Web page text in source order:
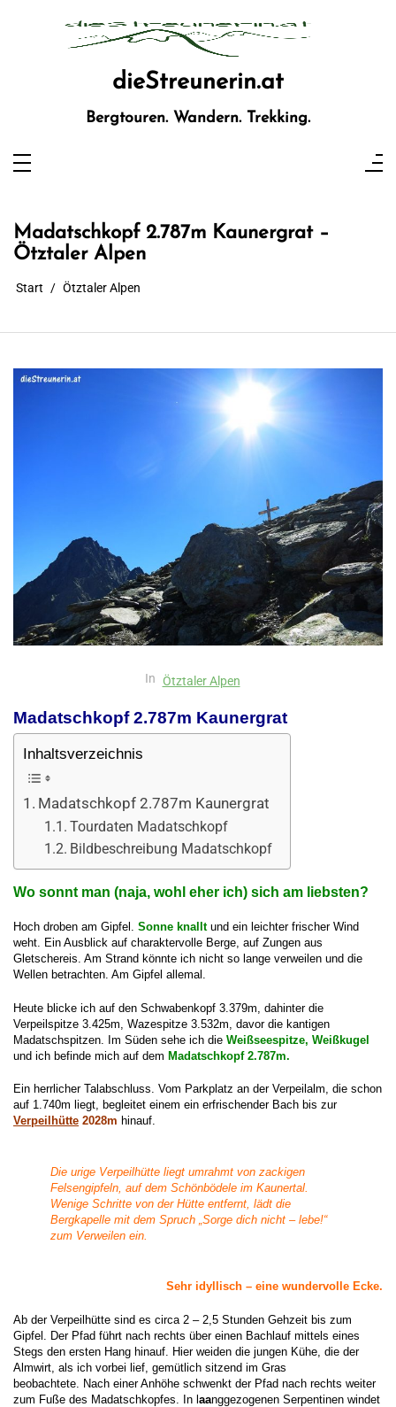
dieStreunerin.at
Bergtouren. Wandern. Trekking.
Madatschkopf 2.787m Kaunergrat –
Ötztaler Alpen
Start Ötztaler Alpen
In Ötztaler Alpen
Madatschkopf 2.787m Kaunergrat
Inhaltsverzeichnis
Madatschkopf 2.787m Kaunergrat
Tourdaten Madatschkopf
Bildbeschreibung Madatschkopf
Wo sonnt man (naja, wohl eher ich) sich am liebsten?
Hoch droben am Gipfel. Sonne knalltund ein leichter frischer Wind
weht. Ein Ausblick auf charaktervolle Berge, auf Zungen aus
Gletschereis. Am Strand könnte ich nicht so lange verweilen und die
Wellen betrachten. Am Gipfel allemal.
Heute blicke ich auf den Schwabenkopf 3.379m, dahinter die
Verpeilspitze 3.425m, Wazespitze 3.532m, davor die kantigen
Madatschspitzen. Im Süden sehe ich die Weißseespitze, Weißkugel
und ich befinde mich auf dem Madatschkopf 2.787m.
Ein herrlicher Talabschluss. Vom Parkplatz an der Verpeilalm, die schon
auf 1.740m liegt, begleitet einem ein erfrischender Bach bis zur
Verpeilhütte 2028m hinauf.
Die urige Verpeilhütte liegt umrahmt von zackigen
Felsengipfeln, auf dem Schönbödele im Kaunertal.
Wenige Schritte von der Hütte entfernt, lädt die
Bergkapelle mit dem Spruch „Sorge dich nicht – lebe!“
zum Verweilen ein.
Sehr idyllisch – eine wundervolle Ecke.
Ab der Verpeilhütte sind es circa 2 – 2,5 Stunden Gehzeit bis zum
Gipfel. Der Pfad führt nach rechts über einen Bachlauf mittels eines
Stegs den ersten Hang hinauf. Hier weiden die jungen Kühe, die der
Almwirt, als ich vorbei lief, gemütlich sitzend im Gras
beobachtete. Nach einer Anhöhe schwenkt der Pfad nach rechts weiter
zum Fuße des Madatschkopfes. In laanggezogenen Serpentinen windet